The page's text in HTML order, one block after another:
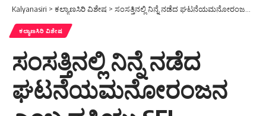
Kalyanasiri > ಕಲ್ಯಾಣಸಿರಿ ವಿಶೇಷ > ಸಂಸತ್ತಿನಲ್ಲಿ ನಿನ್ನೆ ನಡೆದ ಘಟನೆಯಮನೋರಂಜನ ಎಂಬ ವ್ಯಕ್ತಿಯು SFI ಸಂಘಟನೆಯವರು ಎಂದು ಸುಳ್ಳು ಸುದ್ದಿ ಹಂಚುತ್ತಿರುವವರ ವಿರುದ್ಧ ಸೂಕ್ತ ಕಾನೂನು ಕ್ರಮಕೈಗಳಲುSFIಆಗ್ರಹ
ಕಲ್ಯಾಣಸಿರಿ ವಿಶೇಷ
ಸಂಸತ್ತಿನಲ್ಲಿ ನಿನ್ನೆ ನಡೆದ
ಘಟನೆಯಮನೋರಂಜನ